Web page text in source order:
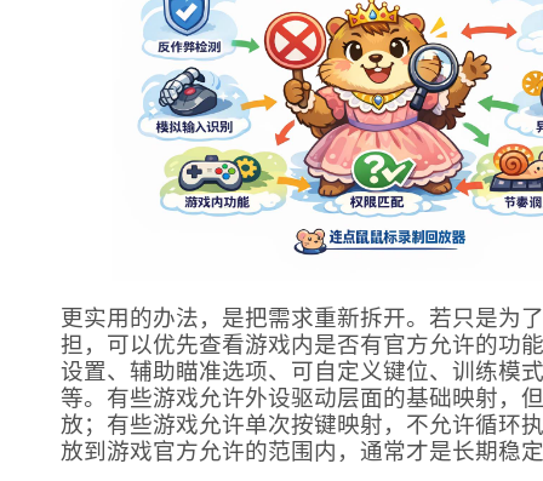
更实用的办法，是把需求重新拆开。若只是为
担，可以优先查看游戏内是否有官方允许的功
设置、辅助瞄准选项、可自定义键位、训练模
等。有些游戏允许外设驱动层面的基础映射，
放；有些游戏允许单次按键映射，不允许循环
放到游戏官方允许的范围内，通常才是长期稳